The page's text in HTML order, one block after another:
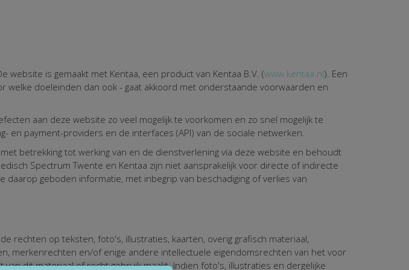
website is gemaakt met Kentaa, een product van Kentaa B.V. (www.kentaa.nl). Een
welke doeleinden dan ook - gaat akkoord met onderstaande voorwaarden en
aan deze website zo veel mogelijk te voorkomen en zo snel mogelijk te
en payment-providers en de interfaces (API) van de sociale netwerken.
betrekking tot werking van en de dienstverlening via deze website en behoudt
Spectrum Twente en Kentaa zijn niet aansprakelijk voor directe of indirecte
geboden informatie, met inbegrip van beschadiging of verlies van
rechten op teksten, foto's, illustraties, kaarten, overig grafisch materiaal,
merkenrechten en/of enige andere intellectuele eigendomsrechten van het voor
dit materiaal of recht gebruik maakt. Indien foto's, illustraties en dergelijke